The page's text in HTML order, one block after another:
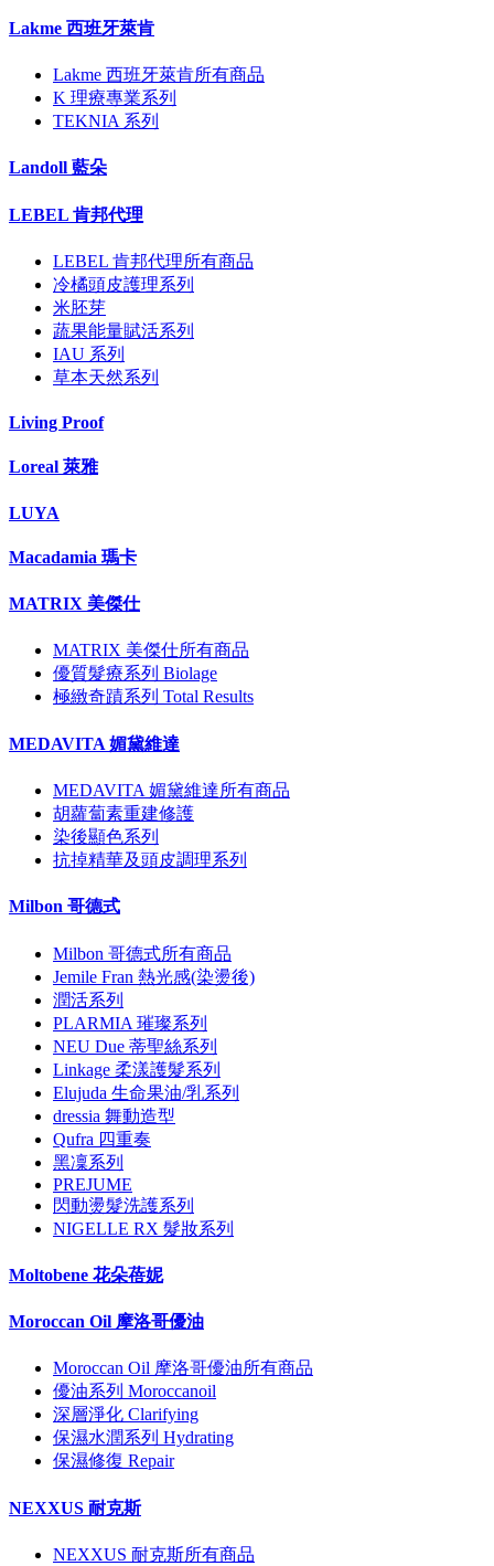
Lakme 西班牙萊肯
Lakme 西班牙萊肯所有商品
K 理療專業系列
TEKNIA 系列
Landoll 藍朵
LEBEL 肯邦代理
LEBEL 肯邦代理所有商品
冷橘頭皮護理系列
米胚芽
蔬果能量賦活系列
IAU 系列
草本天然系列
Living Proof
Loreal 萊雅
LUYA
Macadamia 瑪卡
MATRIX 美傑仕
MATRIX 美傑仕所有商品
優質髮療系列 Biolage
極緻奇蹟系列 Total Results
MEDAVITA 媚黛維達
MEDAVITA 媚黛維達所有商品
胡蘿蔔素重建修護
染後顯色系列
抗掉精華及頭皮調理系列
Milbon 哥德式
Milbon 哥德式所有商品
Jemile Fran 熱光感(染燙後)
潤活系列
PLARMIA 璀璨系列
NEU Due 蒂聖絲系列
Linkage 柔漾護髮系列
Elujuda 生命果油/乳系列
dressia 舞動造型
Qufra 四重奏
黑凜系列
PREJUME
閃動燙髮洗護系列
NIGELLE RX 髮妝系列
Moltobene 花朵蓓妮
Moroccan Oil 摩洛哥優油
Moroccan Oil 摩洛哥優油所有商品
優油系列 Moroccanoil
深層淨化 Clarifying
保濕水潤系列 Hydrating
保濕修復 Repair
NEXXUS 耐克斯
NEXXUS 耐克斯所有商品